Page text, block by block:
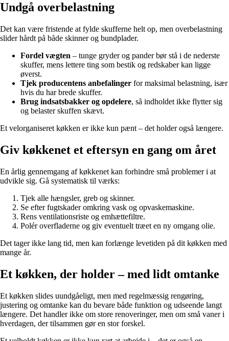
Undgå overbelastning
Det kan være fristende at fylde skufferne helt op, men overbelastning
slider hårdt på både skinner og bundplader.
Fordel vægten – tunge gryder og pander bør stå i de nederste
skuffer, mens lettere ting som bestik og redskaber kan ligge
øverst.
Tjek producentens anbefalinger for maksimal belastning, især
hvis du har brede skuffer.
Brug indsatsbakker og opdelere, så indholdet ikke flytter sig
og belaster skuffen skævt.
Et velorganiseret køkken er ikke kun pænt – det holder også længere.
Giv køkkenet et eftersyn en gang om året
En årlig gennemgang af køkkenet kan forhindre små problemer i at
udvikle sig. Gå systematisk til værks:
Tjek alle hængsler, greb og skinner.
Se efter fugtskader omkring vask og opvaskemaskine.
Rens ventilationsriste og emhættefiltre.
Polér overfladerne og giv eventuelt træet en ny omgang olie.
Det tager ikke lang tid, men kan forlænge levetiden på dit køkken med
mange år.
Et køkken, der holder – med lidt omtanke
Et køkken slides uundgåeligt, men med regelmæssig rengøring,
justering og omtanke kan du bevare både funktion og udseende langt
længere. Det handler ikke om store renoveringer, men om små vaner i
hverdagen, der tilsammen gør en stor forskel.